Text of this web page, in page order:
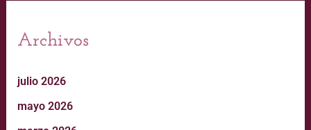
Archivos
julio 2026
mayo 2026